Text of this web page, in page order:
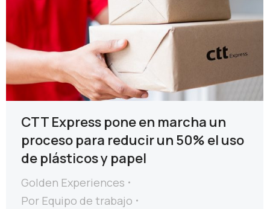
CTT Express pone en marcha un
proceso para reducir un 50% el uso
de plásticos y papel
Golden Experiences
Por Equipo de trabajo